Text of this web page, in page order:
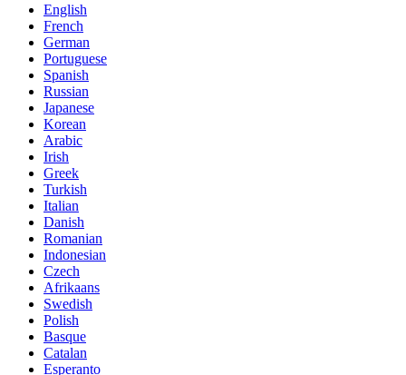
English
French
German
Portuguese
Spanish
Russian
Japanese
Korean
Arabic
Irish
Greek
Turkish
Italian
Danish
Romanian
Indonesian
Czech
Afrikaans
Swedish
Polish
Basque
Catalan
Esperanto